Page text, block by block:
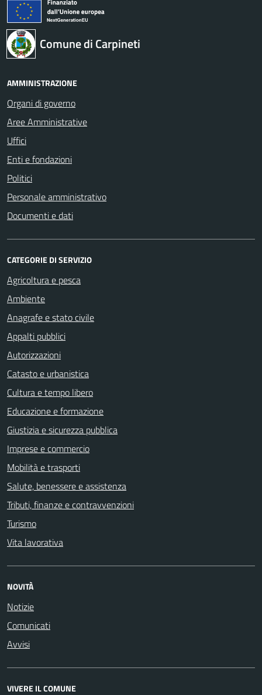
Comune di Carpineti
AMMINISTRAZIONE
Organi di governo
Aree Amministrative
Uffici
Enti e fondazioni
Politici
Personale amministrativo
Documenti e dati
CATEGORIE DI SERVIZIO
Agricoltura e pesca
Ambiente
Anagrafe e stato civile
Appalti pubblici
Autorizzazioni
Catasto e urbanistica
Cultura e tempo libero
Educazione e formazione
Giustizia e sicurezza pubblica
Imprese e commercio
Mobilità e trasporti
Salute, benessere e assistenza
Tributi, finanze e contravvenzioni
Turismo
Vita lavorativa
NOVITÀ
Notizie
Comunicati
Avvisi
VIVERE IL COMUNE